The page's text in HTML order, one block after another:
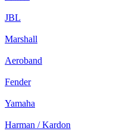
JBL
Marshall
Aeroband
Fender
Yamaha
Harman / Kardon